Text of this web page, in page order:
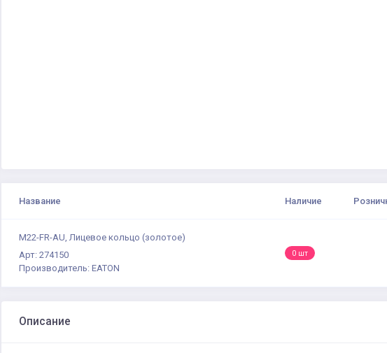
Название Наличие
M22-FR-AU, Лицевое кольцо (золотое)
Арт: 274150
Производитель: EATON
0 шт
Описание